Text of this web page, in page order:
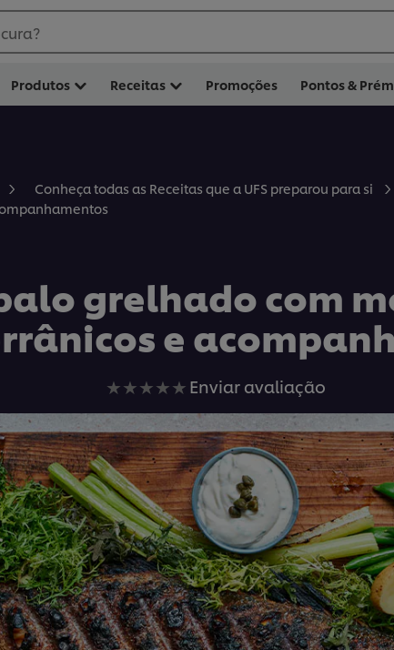
Produtos Receitas Promoções Pontos &
Conheça todas as Receitas que a UFS preparou para si
grelhado com
e
Nenhuma
avaliação
enviada
para
este
recipe
Enviar avaliação